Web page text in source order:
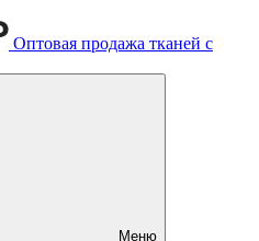
Оптовая продажа тканей с
Меню